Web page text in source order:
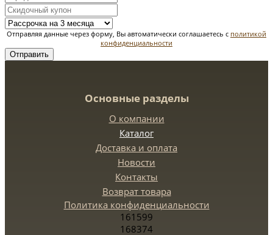
Отправляя данные через форму, Вы автоматически соглашаетесь с политикой
конфиденциальности
Отправить
Основные разделы
О компании
Каталог
Доставка и оплата
Новости
Контакты
Возврат товара
Политика конфиденциальности
161599
168374